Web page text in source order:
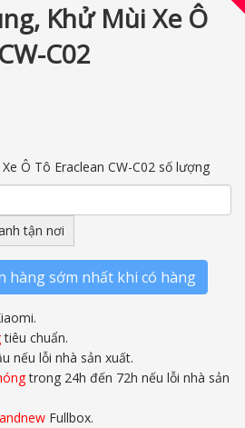
Khử Mùi Xe Ô
C02
Ô Tô Eraclean CW-C02 số lượng
tận nơi
hàng sớm nhất khi có hàng
tiêu chuẩn.
nếu lỗi nhà sản xuất.
trong 24h đến 72h nếu lỗi nhà sản
Fullbox.